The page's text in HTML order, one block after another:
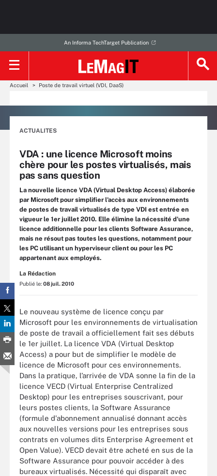
An Informa TechTarget Publication
Accueil Poste de travail virtuel (VDI, DaaS)
ACTUALITES
VDA : une licence Microsoft moins
chère pour les postes virtualisés, mais
pas sans question
La nouvelle licence VDA (Virtual Desktop Access) élaborée
par Microsoft pour simplifier l'accès aux environnements
de postes de travail virtualisés de type VDI est entrée en
vigueur le 1er juillet 2010. Elle élimine la nécessité d'une
licence additionnelle pour les clients Software Assurance,
mais ne résout pas toutes les questions, notamment pour
les PC utilisant un hyperviseur client ou pour les PC
appartenant aux employés.
La Rédaction
Publié le: 08 juil. 2010
Le nouveau système de licence conçu par
Microsoft pour les environnements de virtualisation
de poste de travail a officiellement fait ses débuts
le 1er juillet. La licence VDA (Virtual Desktop
Access) a pour but de simplifier le modèle de
licence de Microsoft pour ces environnements.
Dans la pratique, l’arrivée de VDA sonne la fin de la
licence VECD (Virtual Enterprise Centralized
Desktop) pour les entreprises souscrivant, pour
leurs postes clients, la Software Assurance
(formule d'abonnement annualisé donnant accès
aux nouvelles versions pour les entreprises sous
contrats en volumes dits Enterprise Agreement et
Open Value). VECD devait être acheté en sus de la
Software Assurance pour pouvoir accéder à des
bureaux virtualisés. Nécessité qui disparaît avec